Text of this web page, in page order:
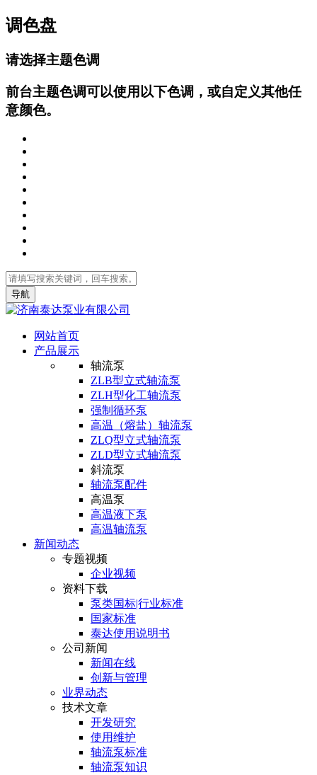
调色盘
请选择主题色调
前台主题色调可以使用以下色调，或自定义其他任
意颜色。
导航
网站首页
产品展示
轴流泵
ZLB型立式轴流泵
ZLH型化工轴流泵
强制循环泵
高温（熔盐）轴流泵
ZLQ型立式轴流泵
ZLD型立式轴流泵
斜流泵
轴流泵配件
高温泵
高温液下泵
高温轴流泵
新闻动态
专题视频
企业视频
资料下载
泵类国标|行业标准
国家标准
泰达使用说明书
公司新闻
新闻在线
创新与管理
业界动态
技术文章
开发研究
使用维护
轴流泵标准
轴流泵知识